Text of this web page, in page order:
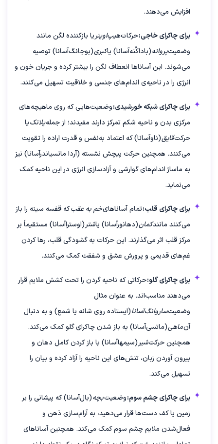
افزایش می‌دهند.
برای چاکرای خاجی:حرکاتهیپ‌اوپنریا بازکننده لگن مانند
وضعیتپروانه(باداکُنه‌آسانا) یاکبری(بوجانگ‌آسانا) توصیه
می‌شوند. این آساناها انعطاف لگن را بیشتر کرده و جریان خون و
انرژی را در ناحیه‌ی اندام‌های جنسی و خلاقیت تسهیل می‌کنند.
برای چاکرای شبکه خورشیدی:وضعیت‌هایی که روی ماهیچه‌های
مرکزی بدن و ناحیه شکم تمرکز دارند مفیدند؛ از جملهپلانکیا
حرکتقایق(ناو‌آسانا) که اعتماد به‌نفس و قدرت اراده را تقویت
می‌کنند. همچنین حرکت پیچش نشسته (آردا ماتسیاندرآسانا) نیز
به ماساژ اندام‌های گوارشی و آزادسازی انرژی در این ناحیه کمک
می‌نماید.
برای چاکرای قلب:تمام آساناهایخم به عقبکه قفسه سینه را باز
می‌کنند مانندکمان(دهانور‌آسانا) یاشتر(اوسترا‌آسانا) مستقیماً بر
مرکز قلب اثر می‌گذارند. این حرکات به گشودگی قلب، رها کردن
غم‌های قدیمی و پرورش عشق و شفقت کمک می‌کنند.
برای چاکرای گلو:حرکاتی که ناحیه گردن را تحت کشش ملایم قرار
می‌دهند مناسب‌اند. به عنوان مثال
وضعیتساروانگ‌آسانا(ایستاده روی شانه یا شمع) و به دنبال
آنماهی(ماتسی‌آسانا) به باز شدن چاکرای گلو کمک می‌کند.
همچنین حرکتشیر(سیمها‌آسانا) با باز کردن کامل دهان و
بیرون آوردن زبان، تنش‌های این ناحیه را آزاد کرده و بیان را
تسهیل می‌کند.
برای چاکرای چشم سوم:وضعیتبچه(بال‌آسانا) که پیشانی را بر
زمین یا کف دست‌ها قرار می‌دهید، به آرام‌سازی ذهن و
فعال‌شدن ملایم چشم سوم کمک می‌کند. همچنین آساناهای